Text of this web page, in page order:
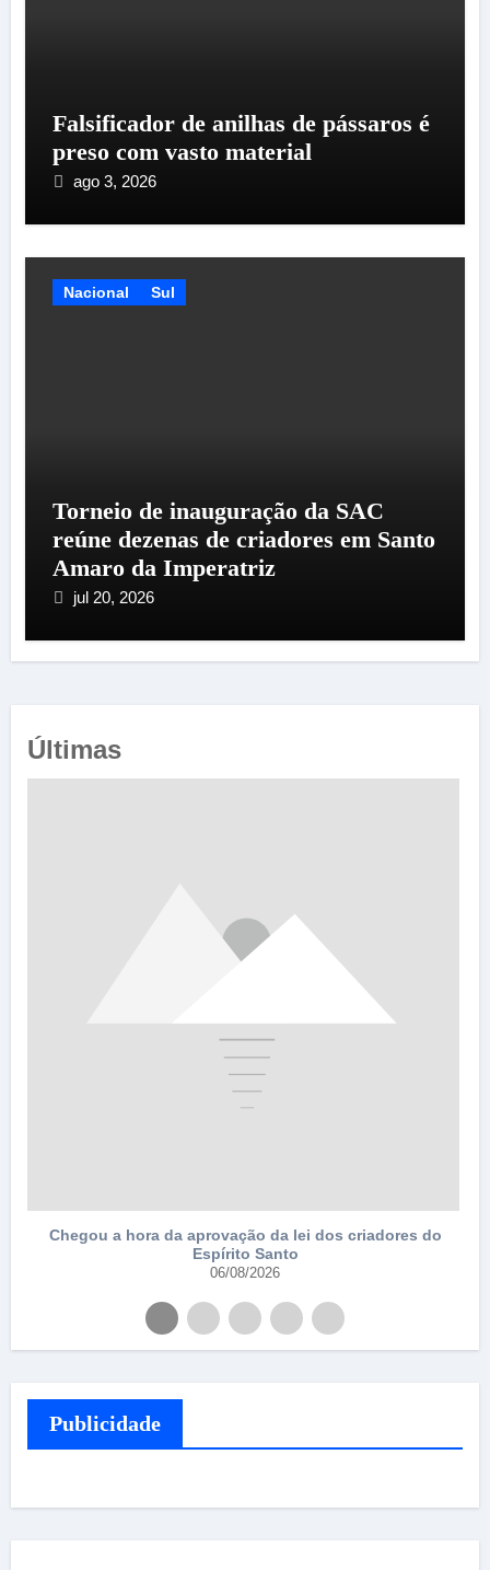
Falsificador de anilhas de pássaros é
preso com vasto material
ago 3, 2026
Nacional Sul
Torneio de inauguração da SAC
reúne dezenas de criadores em Santo
Amaro da Imperatriz
jul 20, 2026
Últimas
Chegou a hora da aprovação da lei dos criadores do
Espírito Santo
06/08/2026
Publicidade